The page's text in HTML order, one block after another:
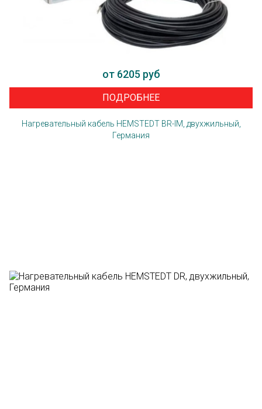
от 6205 руб
ПОДРОБНЕЕ
Нагревательный кабель HEMSTEDT BR-IM, двухжильный,
Германия